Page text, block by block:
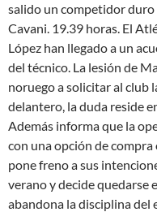
salido un competidor duro
Cavani. 19.39 horas. El
López han llegado a un
del técnico. La lesión de
noruego a solicitar al club
delantero, la duda reside
Además informa que la
con una opción de
pone freno a sus
verano y decide quedarse
abandona la disciplina del